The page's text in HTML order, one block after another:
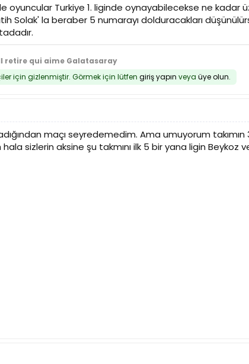
oyuncular Turkiye 1. liginde oynayabilecekse ne
Solak' la beraber 5 numarayı dolduracakları
retire qui aime Galatasaray
için gizlenmiştir. Görmek için lütfen giriş yapın veya üye olun.
maçı seyredemedim. Ama umuyorum
sizlerin aksine şu takmını ilk 5 bir yana ligin